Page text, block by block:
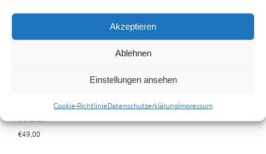
Akzeptieren
Ablehnen
Einstellungen ansehen
Cookie-RichtlinieDatenschutzerklärungImpressum
stop kill switch Lenker Kombi
Schalter
€49,00